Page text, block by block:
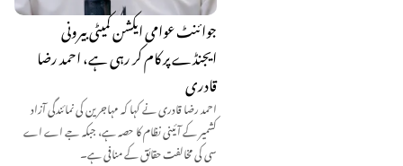
جوائنٹ عوامی ایکشن کمیٹی بیرونی
ایجنڈے پر کام کر رہی ہے، احمد رضا
قادری
احمد رضا قادری نے کہا کہ مہاجرین کی نمائندگی آزاد
کشمیر کے آئینی نظام کا حصہ ہے، جبکہ جے اے اے
سی کی مخالفت حقائق کے منافی ہے۔